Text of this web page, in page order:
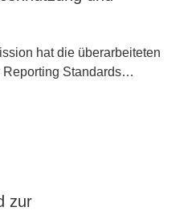
hat die überarbeiteten
Reporting Standards…
zur